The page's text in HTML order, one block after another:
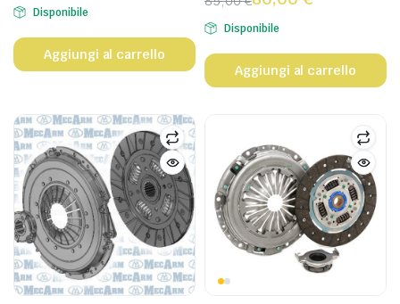
Disponibile
Aggiungi al carrello
Disponibile
Aggiungi al carrello